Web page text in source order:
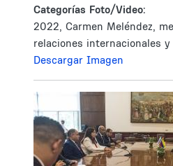
Categorías Foto/Video:
2022, Carmen Meléndez,
relaciones internacionales y
Descargar Imagen